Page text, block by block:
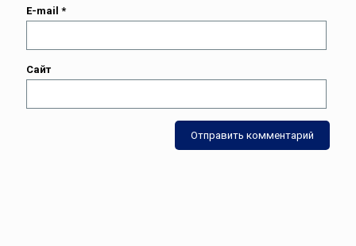
E-mail *
Сайт